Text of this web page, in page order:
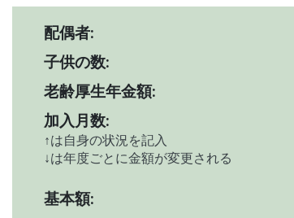
配偶者:
子供の数:
老齢厚生年金額:
加入月数:
↑は自身の状況を記入
↓は年度ごとに金額が変更される
基本額: